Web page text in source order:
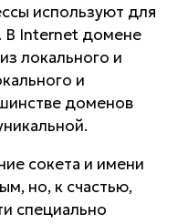
используют для
В Internet домене
локального и
и
доменов
сокета и имени
но, к счастью,
специально